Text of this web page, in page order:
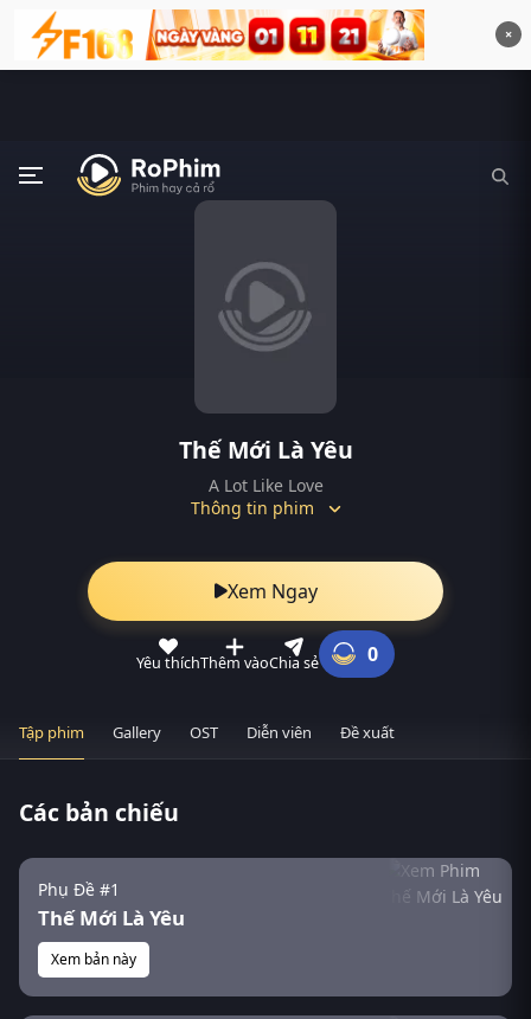
×
Thế Mới Là Yêu
A Lot Like Love
Thông tin phim
Xem Ngay
Yêu thíchThêm vàoChia sẻ 0
Tập phim Gallery OST Diễn viên Đề xuất
Các bản chiếu
Phụ Đề #1
Thế Mới Là Yêu
Xem bản này